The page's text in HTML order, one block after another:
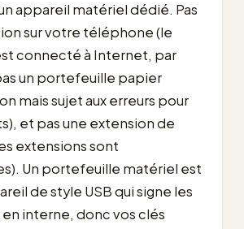
appareil matériel dédié. Pas
sur votre téléphone (le
connecté à Internet, par
un portefeuille papier
mais sujet aux erreurs pour
et pas une extension de
extensions sont
Un portefeuille matériel est
de style USB qui signe les
interne, donc vos clés